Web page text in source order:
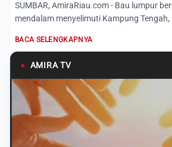
SUMBAR, AmiraRiau.com - Bau lumpur
mendalam menyelimuti Kampung
BACA SELENGKAPNYA
● AMIRA TV